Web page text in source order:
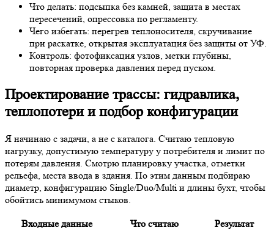
Что делать: подсыпка без камней, защита в местах
пересечений, опрессовка по регламенту.
Чего избегать: перегрев теплоносителя, скручивание
при раскатке, открытая эксплуатация без защиты от УФ.
Контроль: фотофиксация узлов, метки глубины,
повторная проверка давления перед пуском.
Проектирование трассы: гидравлика,
теплопотери и подбор конфигурации
Я начинаю с задачи, а не с каталога. Считаю тепловую
нагрузку, допустимую температуру у потребителя и лимит по
потерям давления. Смотрю планировку участка, отметки
рельефа, места ввода в здания. По этим данным подбираю
диаметр, конфигурацию Single/Duo/Multi и длины бухт, чтобы
обойтись минимумом стыков.
Входные данные Что считаю
Результат